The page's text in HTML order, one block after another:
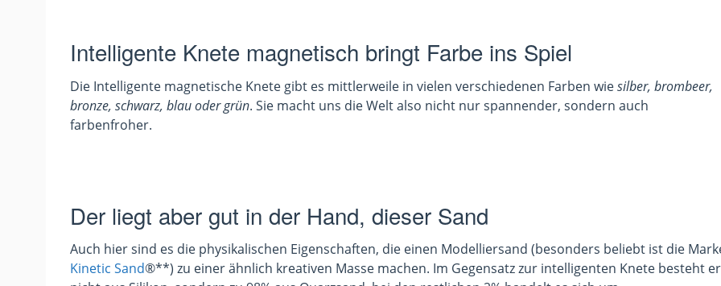
Intelligente Knete magnetisch bringt Farbe ins Spiel
Die Intelligente magnetische Knete gibt es mittlerweile in vielen verschiedenen Farben wiesilber, brombeer,
bronze, schwarz, blau oder grün. Sie macht uns die Welt also nicht nur spannender, sondern auch
farbenfroher.
Der liegt aber gut in der Hand, dieser Sand
Auch hier sind es die physikalischen Eigenschaften, die einen Modelliersand (besonders beliebt ist die
Kinetic Sand®**) zu einer ähnlich kreativen Masse machen. Im Gegensatz zur intelligenten Knete besteht er